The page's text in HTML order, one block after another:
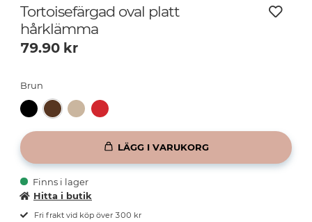
Tortoisefärgad oval platt
hårklämma
79.90 kr
Brun
LÄGG I VARUKORG
Finns i lager
Hitta i butik
Fri frakt vid köp över 300 kr